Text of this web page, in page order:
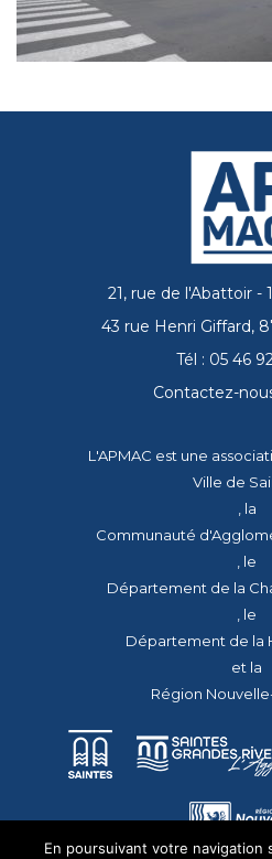
21, rue de l'Abattoir -
43 rue Henri Giffard,
Tél : 05 46
Contactez-
L'APMAC est une
Ville de
, la
Communauté
, le
Département de la
, le
Département de la
et la
Région
En poursuivant votre navigation